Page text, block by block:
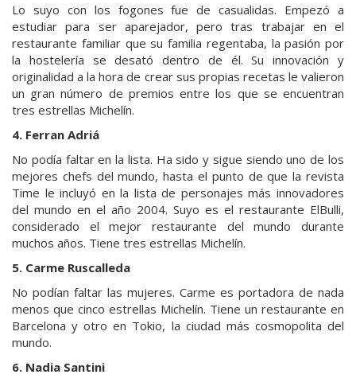
Lo suyo con los fogones fue de casualidas. Empezó a
estudiar para ser aparejador, pero tras trabajar en el
restaurante familiar que su familia regentaba, la pasión por
la hostelería se desató dentro de él. Su innovación y
originalidad a la hora de crear sus propias recetas le valieron
un gran número de premios entre los que se encuentran
tres estrellas Michelín.
4. Ferran Adriá
No podía faltar en la lista. Ha sido y sigue siendo uno de los
mejores chefs del mundo, hasta el punto de que la revista
Time le incluyó en la lista de personajes más innovadores
del mundo en el año 2004. Suyo es el restaurante ElBulli,
considerado el mejor restaurante del mundo durante
muchos años. Tiene tres estrellas Michelín.
5. Carme Ruscalleda
No podían faltar las mujeres. Carme es portadora de nada
menos que cinco estrellas Michelín. Tiene un restaurante en
Barcelona y otro en Tokio, la ciudad más cosmopolita del
mundo.
6. Nadia Santini